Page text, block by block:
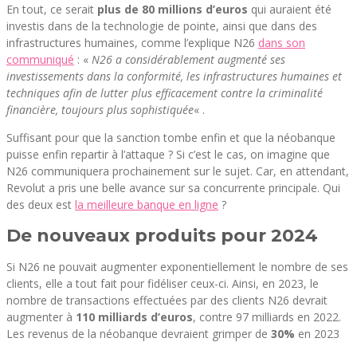
En tout, ce serait plus de 80 millions d’euros qui auraient été
investis dans de la technologie de pointe, ainsi que dans des
infrastructures humaines, comme l’explique N26 dans son
communiqué : « N26 a considérablement augmenté ses
investissements dans la conformité, les infrastructures humaines et
techniques afin de lutter plus efficacement contre la criminalité
financière, toujours plus sophistiquée« .
Suffisant pour que la sanction tombe enfin et que la néobanque
puisse enfin repartir à l’attaque ? Si c’est le cas, on imagine que
N26 communiquera prochainement sur le sujet. Car, en attendant,
Revolut a pris une belle avance sur sa concurrente principale. Qui
des deux est la meilleure banque en ligne ?
De nouveaux produits pour 2024
Si N26 ne pouvait augmenter exponentiellement le nombre de ses
clients, elle a tout fait pour fidéliser ceux-ci. Ainsi, en 2023, le
nombre de transactions effectuées par des clients N26 devrait
augmenter à 110 milliards d’euros, contre 97 milliards en 2022.
Les revenus de la néobanque devraient grimper de 30% en 2023